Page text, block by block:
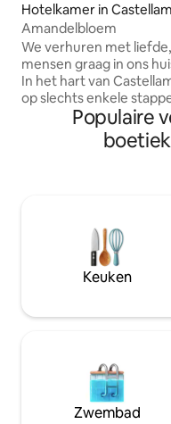
Hotelkamer in
el Golfo
Amandelbloem
We verhuren met
mensen graag in ons
In het hart van
op slechts enkele
historische centrum
bezienswaardigheden,
Giardino Segreto: een
Een toevluchtsoord
stijl en authenticiteit
een unieke plek.
Populaire
Keuken
Zwembad